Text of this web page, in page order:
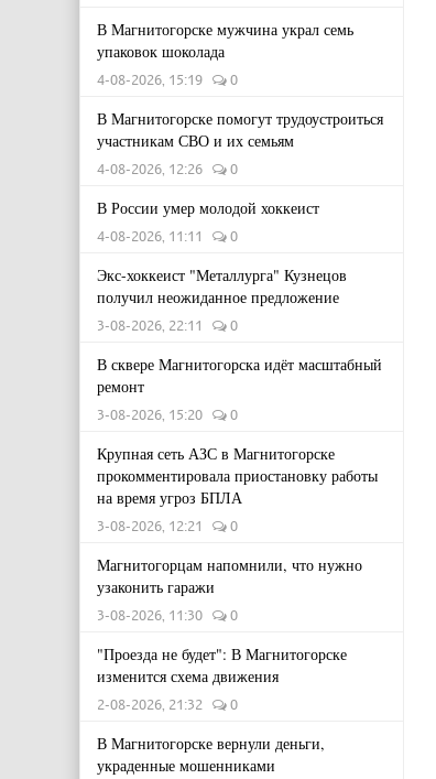
В Магнитогорске мужчина украл семь
упаковок шоколада
4-08-2026, 15:19 0
В Магнитогорске помогут трудоустроиться
участникам СВО и их семьям
4-08-2026, 12:26 0
В России умер молодой хоккеист
4-08-2026, 11:11 0
Экс-хоккеист "Металлурга" Кузнецов
получил неожиданное предложение
3-08-2026, 22:11 0
В сквере Магнитогорска идёт масштабный
ремонт
3-08-2026, 15:20 0
Крупная сеть АЗС в Магнитогорске
прокомментировала приостановку работы
на время угроз БПЛА
3-08-2026, 12:21 0
Магнитогорцам напомнили, что нужно
узаконить гаражи
3-08-2026, 11:30 0
"Проезда не будет": В Магнитогорске
изменится схема движения
2-08-2026, 21:32 0
В Магнитогорске вернули деньги,
украденные мошенниками